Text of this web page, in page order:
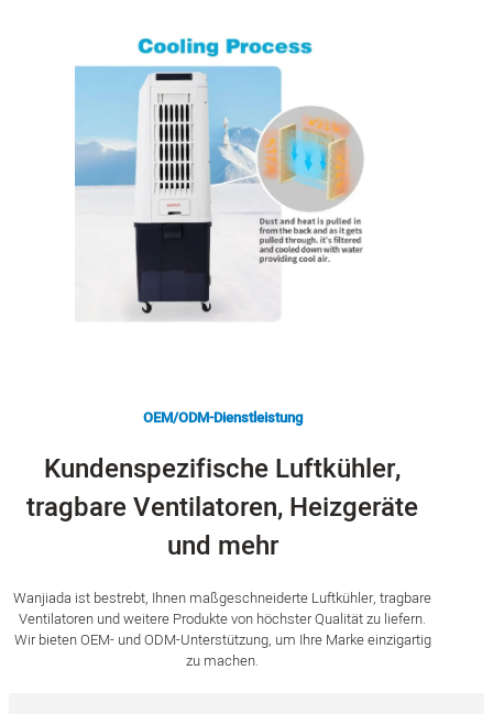
OEM/ODM-Dienstleistung
Kundenspezifische Luftkühler,
tragbare Ventilatoren, Heizgeräte
und mehr
Wanjiada ist bestrebt, Ihnen maßgeschneiderte Luftkühler, tragbare
Ventilatoren und weitere Produkte von höchster Qualität zu liefern.
Wir bieten OEM- und ODM-Unterstützung, um Ihre Marke einzigartig
zu machen.